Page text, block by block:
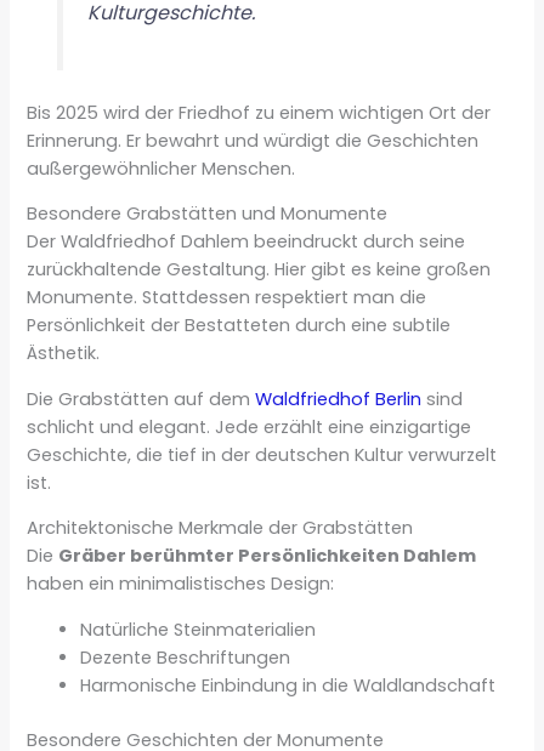
Kulturgeschichte.
Bis 2025 wird der Friedhof zu einem wichtigen Ort der
Erinnerung. Er bewahrt und würdigt die Geschichten
außergewöhnlicher Menschen.
Besondere Grabstätten und Monumente
Der Waldfriedhof Dahlem beeindruckt durch seine
zurückhaltende Gestaltung. Hier gibt es keine großen
Monumente. Stattdessen respektiert man die
Persönlichkeit der Bestatteten durch eine subtile
Ästhetik.
Die Grabstätten auf demWaldfriedhof Berlin sind
schlicht und elegant. Jede erzählt eine einzigartige
Geschichte, die tief in der deutschen Kultur verwurzelt
ist.
Architektonische Merkmale der Grabstätten
Die Gräber berühmter Persönlichkeiten Dahlem
haben ein minimalistisches Design:
Natürliche Steinmaterialien
Dezente Beschriftungen
Harmonische Einbindung in die Waldlandschaft
Besondere Geschichten der Monumente